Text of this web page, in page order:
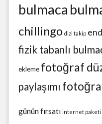
bulmaca
chillingo dizi takip
fizik tabanlı
ekleme fotoğraf
paylaşımı
günün fırsatı internet paketi